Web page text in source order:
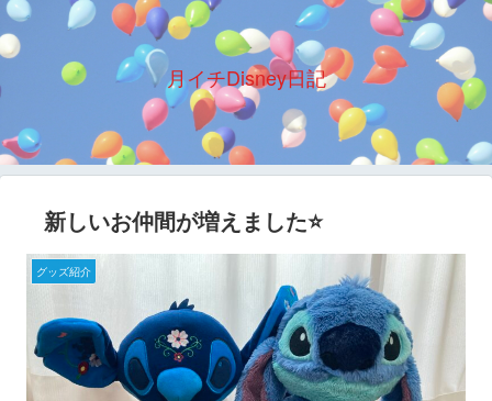
月イチDisney日記
新しいお仲間が増えました⭐️
グッズ紹介